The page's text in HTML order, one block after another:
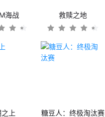
海战 救赎之地
上 糖豆人：终极淘汰赛